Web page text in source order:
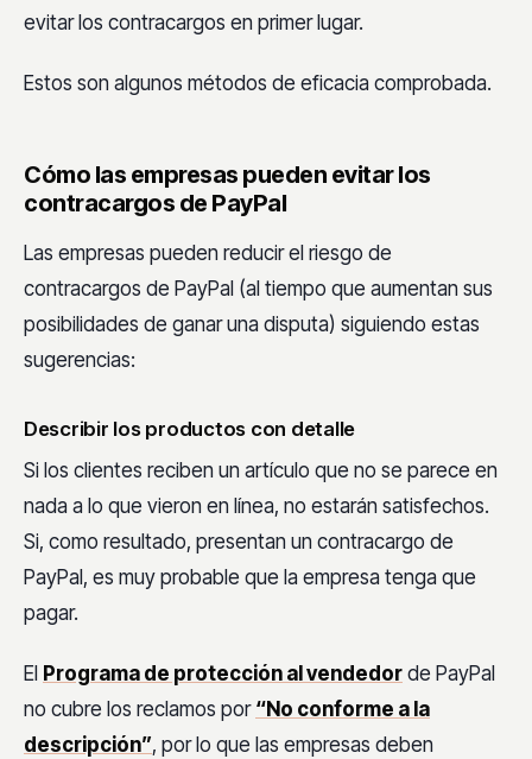
evitar los contracargos en primer lugar.
Estos son algunos métodos de eficacia comprobada.
Cómo las empresas pueden evitar los
contracargos de PayPal
Las empresas pueden reducir el riesgo de
contracargos de PayPal (al tiempo que aumentan sus
posibilidades de ganar una disputa) siguiendo estas
sugerencias:
Describir los productos con detalle
Si los clientes reciben un artículo que no se parece en
nada a lo que vieron en línea, no estarán satisfechos.
Si, como resultado, presentan un contracargo de
PayPal, es muy probable que la empresa tenga que
pagar.
El Programa de protección al vendedor de PayPal
no cubre los reclamos por “No conforme a la
descripción”, por lo que las empresas deben